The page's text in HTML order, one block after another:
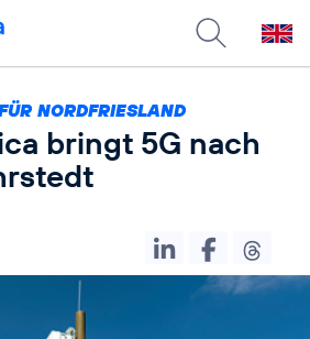
NORDFRIESLAND
bringt 5G nach